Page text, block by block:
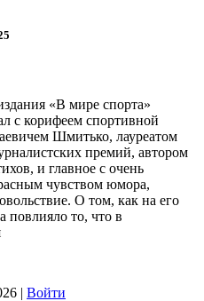
«В мире спорта»
с корифеем спортивной
Шмитько, лауреатом
премий, автором
и главное с очень
чувством юмора,
О том, как на его
повлияло то, что в
| Войти